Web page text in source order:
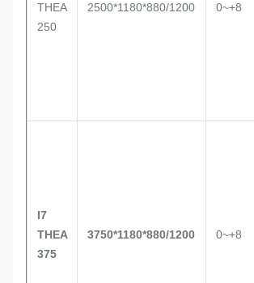
THEA
250
2500*1180*880/1200 0~+8
I7
THEA
375
3750*1180*880/1200 0~+8